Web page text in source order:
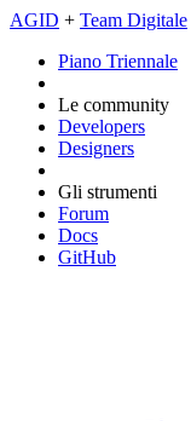
AGID + Team Digitale
Piano Triennale
Le community
Developers
Designers
Gli strumenti
Forum
Docs
GitHub